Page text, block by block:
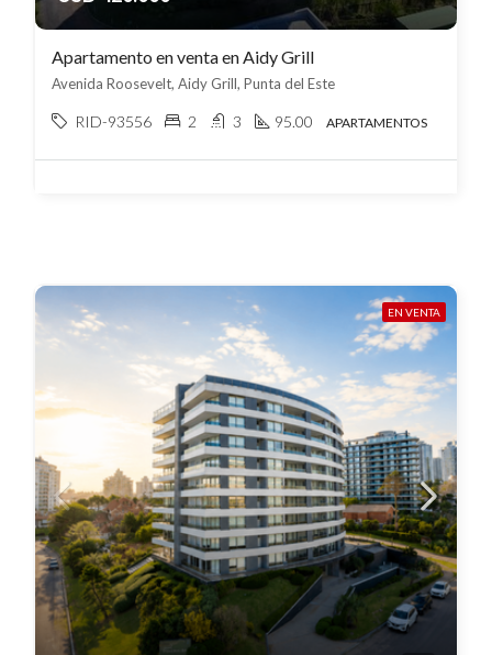
Apartamento en venta en Aidy Grill
Avenida Roosevelt, Aidy Grill, Punta del Este
RID-93556 2 3 95.00 APARTAMENTOS
EN VENTA